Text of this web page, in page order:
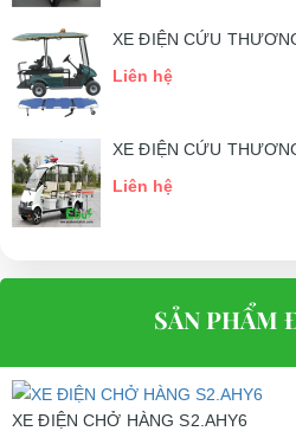
Địa chỉ: 845 Quốc Lộ 13, Phường
Thủ Đức, TP.HCM
Điện thoại: 08 68 100 260
E-mail: phuhuynhkd@gmail.com
Website:xediendulich.com
XE ĐIỆN CỨU
Liên hệ
XE ĐIỆN CỨU
Liên hệ
SẢN PHẨM
XE ĐIỆN CHỞ HÀNG S2.AHY6